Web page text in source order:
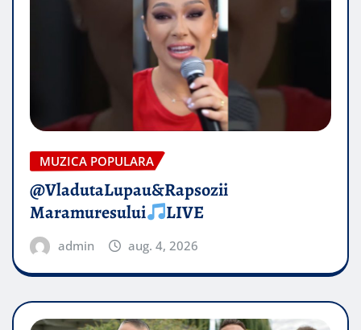
MUZICA POPULARA
@VladutaLupau&Rapsozii
Maramuresului
LIVE
admin aug. 4, 2026